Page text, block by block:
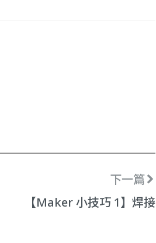
下一篇
【Maker 小技巧 1】焊接